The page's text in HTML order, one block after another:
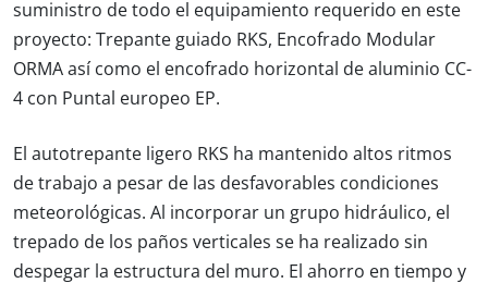
suministro de todo el equipamiento requerido en este
proyecto: Trepante guiado RKS, Encofrado Modular
ORMA así como el encofrado horizontal de aluminio CC-
4 con Puntal europeo EP.
El autotrepante ligero RKS ha mantenido altos ritmos
de trabajo a pesar de las desfavorables condiciones
meteorológicas. Al incorporar un grupo hidráulico, el
trepado de los paños verticales se ha realizado sin
despegar la estructura del muro. El ahorro en tiempo y